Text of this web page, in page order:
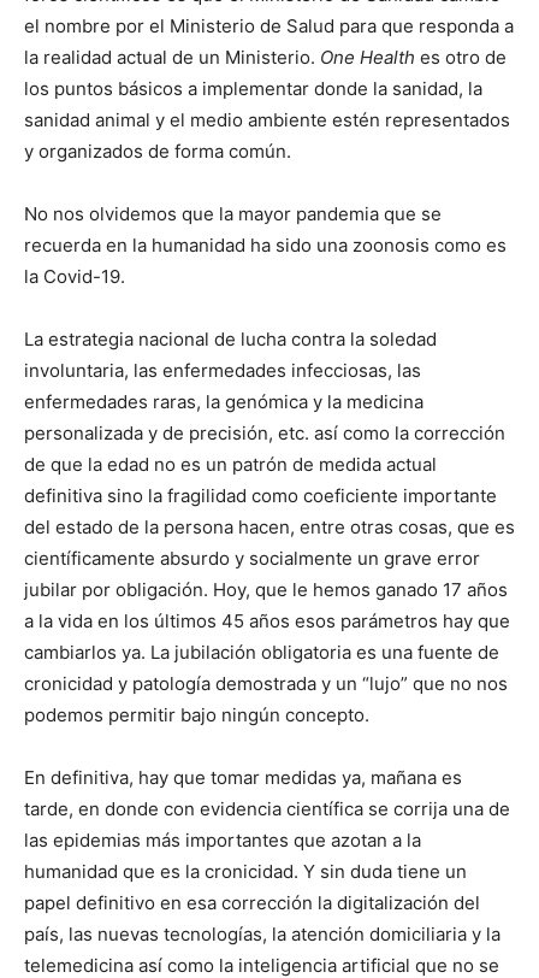
el nombre por el Ministerio de Salud para que responda a
la realidad actual de un Ministerio. One Health es otro de
los puntos básicos a implementar donde la sanidad, la
sanidad animal y el medio ambiente estén representados
y organizados de forma común.
No nos olvidemos que la mayor pandemia que se
recuerda en la humanidad ha sido una zoonosis como es
la Covid-19.
La estrategia nacional de lucha contra la soledad
involuntaria, las enfermedades infecciosas, las
enfermedades raras, la genómica y la medicina
personalizada y de precisión, etc. así como la corrección
de que la edad no es un patrón de medida actual
definitiva sino la fragilidad como coeficiente importante
del estado de la persona hacen, entre otras cosas, que es
científicamente absurdo y socialmente un grave error
jubilar por obligación. Hoy, que le hemos ganado 17 años
a la vida en los últimos 45 años esos parámetros hay que
cambiarlos ya. La jubilación obligatoria es una fuente de
cronicidad y patología demostrada y un “lujo” que no nos
podemos permitir bajo ningún concepto.
En definitiva, hay que tomar medidas ya, mañana es
tarde, en donde con evidencia científica se corrija una de
las epidemias más importantes que azotan a la
humanidad que es la cronicidad. Y sin duda tiene un
papel definitivo en esa corrección la digitalización del
país, las nuevas tecnologías, la atención domiciliaria y la
telemedicina así como la inteligencia artificial que no se